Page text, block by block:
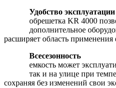
Удобство эксплуатации
обрешетка KR 4000
дополнительное
расширяет область применения
Всесезонность
емкость может
так и на улице при
сохраняя без изменений свои